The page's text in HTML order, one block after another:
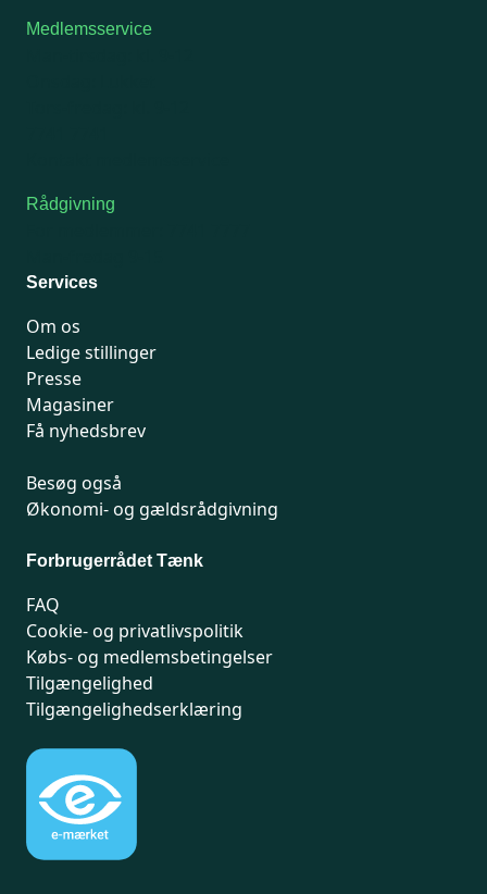
Medlemsservice
Rådgivning
Services
Om os
Ledige stillinger
Presse
Magasiner
Få nyhedsbrev
Besøg også
Økonomi- og gældsrådgivning
Forbrugerrådet Tænk
FAQ
Cookie- og privatlivspolitik
Købs- og medlemsbetingelser
Tilgængelighed
Tilgængelighedserklæring